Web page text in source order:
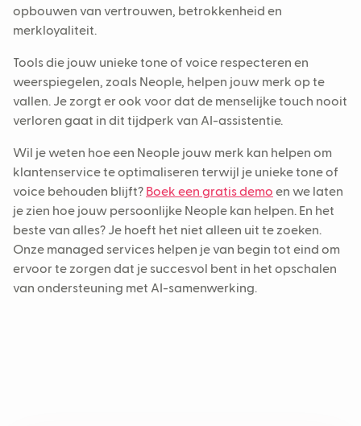
opbouwen van vertrouwen, betrokkenheid en
merkloyaliteit.
Tools die jouw unieke tone of voice respecteren en
weerspiegelen, zoals Neople, helpen jouw merk op te
vallen. Je zorgt er ook voor dat de menselijke touch nooit
verloren gaat in dit tijdperk van AI-assistentie.
Wil je weten hoe een Neople jouw merk kan helpen om
klantenservice te optimaliseren terwijl je unieke tone of
voice behouden blijft? Boek een gratis demo en we laten
je zien hoe jouw persoonlijke Neople kan helpen. En het
beste van alles? Je hoeft het niet alleen uit te zoeken.
Onze managed services helpen je van begin tot eind om
ervoor te zorgen dat je succesvol bent in het opschalen
van ondersteuning met AI-samenwerking.